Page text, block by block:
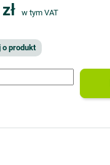
w tym VAT
o produkt